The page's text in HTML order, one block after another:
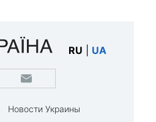
RU UA
Новости Украины